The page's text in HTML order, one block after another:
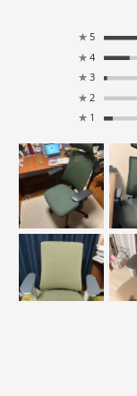
★ 5
★ 4
★ 3
★ 2
★ 1